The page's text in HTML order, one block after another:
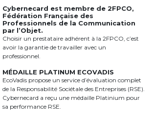
Cybernecard est membre de2FPCO,
Fédération Française des
Professionnels de la Communication
par l’Objet.
Choisir un prestataire adhérent à la 2FPCO, c’est
avoir la garantie de travailler avec un
professionnel.
MÉDAILLE PLATINUM ECOVADIS
EcoVadis propose un service d’évaluation complet
de la Responsabilité Sociétale des Entreprises (RSE).
Cybernecard a reçu une médaille Platinium pour
sa performance RSE.